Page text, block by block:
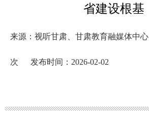
省建设根基
来源：视听甘肃、甘肃教育融媒体中心
次 发布时间：2026-02-02